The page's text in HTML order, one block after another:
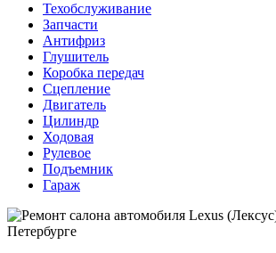
Техобслуживание
Запчасти
Антифриз
Глушитель
Коробка передач
Сцепление
Двигатель
Цилиндр
Ходовая
Рулевое
Подъемник
Гараж